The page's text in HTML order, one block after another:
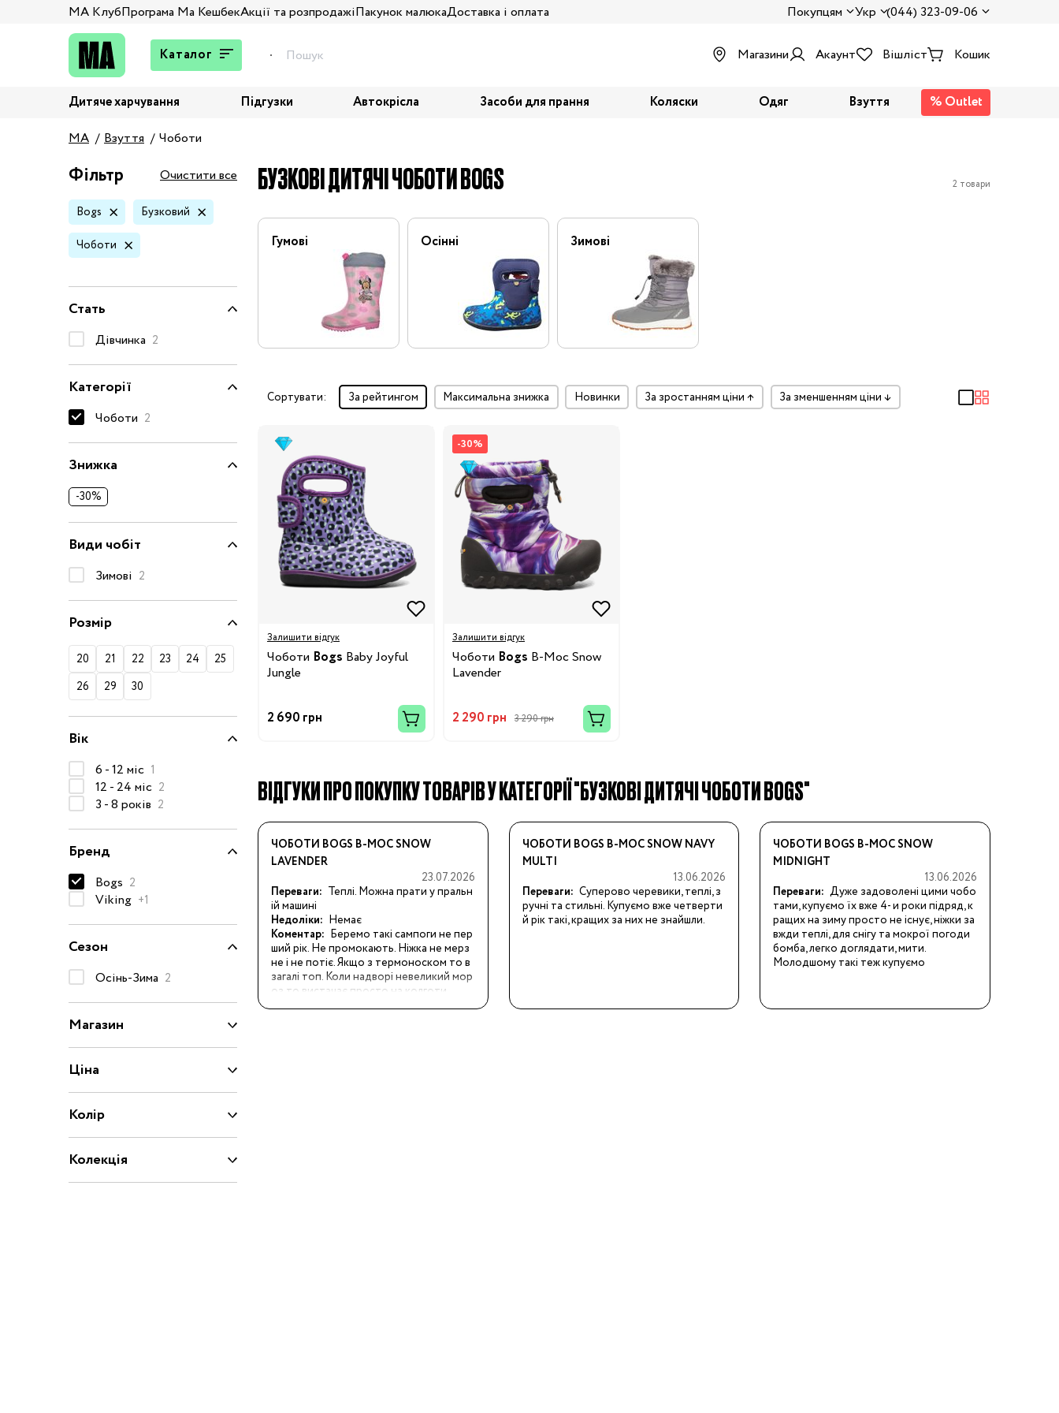
МА КлубПрограма Ма КешбекАкції та розпродажіПакунок малюкаДоставка і оплата Покупцям Укр (044) 323-09-06
Каталог
Одяг
Штани та джинси
Верхній одяг
Жакети та піджаки
Кардигани та світшоти
Колготи та шкарпетки
комплекти, боді
Костюми
Спідня білизна
Сукні та спідниці
Термобілизна
Рушники та накидки
Реглани, поло та
Рюкзаки та сумки
Футболки та майки
Шапки, шарфи,
рукавички
Шорти
Аксесуари
134-146 см
152-176 см
Бренди:
напівчеревики
Пінетки
Чоботи
Сланці
Туфлі
Взуття за розміром
16
Магазини Акаунт Вішліст Кошик
Дитяче харчування Підгузки Автокрісла Засоби для прання Коляски Одяг Взуття
% Outlet
MA
Взуття Чоботи
Фільтр Очистити все
Bogs Бузковий
Чоботи
Стать
Дівчинка 2
Категорії
Чоботи 2
Знижка
-30%
Види чобіт
Зимові 2
Розмір
20 21 22 23 24
25
26
29 30
Вік
6 - 12 міс 1
12 - 24 міс 2
3 - 8 років 2
Бренд
Bogs 2
Viking +1
Сезон
Осінь-Зима 2
Магазин
Ціна
Колір
Колекція
БУЗКОВІ ДИТЯЧІ ЧОБОТИ BOGS 2 товари
Гумові Осінні Зимові
Сортувати: за рейтингом максимальна знижка Новинки за зростанням ціни ↑ за зменшенням ціни ↓
Залишити відгук
Чоботи Bogs Baby Joyful
Jungle
2 690 грн
-30%
Залишити відгук
Чоботи Bogs B-Moc Snow
Lavender
2 290 грн 3 290 грн
ВІДГУКИ ПРО ПОКУПКУ ТОВАРІВ У КАТЕГОРІЇ "БУЗКОВІ ДИТЯЧІ ЧОБОТИ BOGS"
ЧОБОТИ BOGS B-MOC SNOW
LAVENDER
23.07.2026
Переваги: Теплі. Можна прати у пральн
ій машині
Недоліки: Немає
Коментар: Беремо такі сампоги не пер
ший рік. Не промокають. Ніжка не мерз
не і не потіє. Якщо з термоноском то в
загалі топ. Коли надворі невеликий мор
оз то вистачає просто на колготи .
ЧОБОТИ BOGS B-MOC SNOW NAVY
MULTI
13.06.2026
Переваги: Суперово черевики, теплі, з
ручні та стильні. Купуємо вже четверти
й рік такі, кращих за них не знайшли.
ЧОБОТИ BOGS B-MOC SNOW
MIDNIGHT
13.06.2026
Переваги: Дуже задоволені цими чобо
тами, купуємо їх вже 4- и роки підряд, к
ращих на зиму просто не існує, ніжки за
вжди теплі, для снігу та мокрої погоди
бомба, легко доглядати, мити.
Молодшому такі теж купуємо